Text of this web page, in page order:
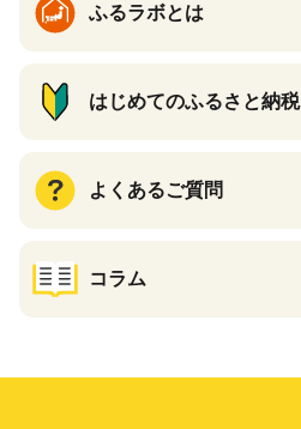
ふるラボとは
はじめてのふるさと納税
よくあるご質問
コラム